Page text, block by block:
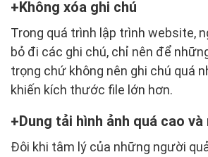
Không xóa ghi chú
Trong quá trình lập trình website,
bỏ đi các ghi chú, chỉ nên để
trọng chứ không nên ghi chú quá
khiến kích thước file lớn hơn.
Dung tải hình ảnh quá cao và
Đôi khi tâm lý của những người